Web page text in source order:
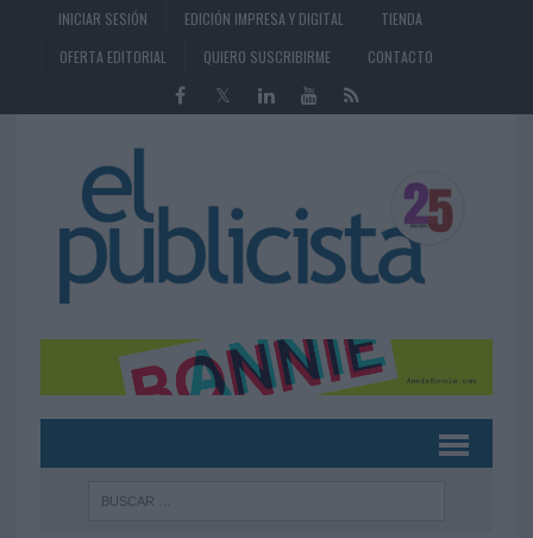
INICIAR SESIÓN EDICIÓN IMPRESA Y DIGITAL
TIENDA
OFERTA EDITORIAL
QUIERO SUSCRIBIRME CONTACTO